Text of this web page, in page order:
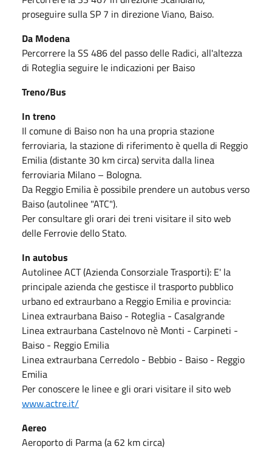
proseguire sulla SP 7 in direzione Viano, Baiso.
Da Modena
Percorrere la SS 486 del passo delle Radici, all'altezza
di Roteglia seguire le indicazioni per Baiso
Treno/Bus
In treno
Il comune di Baiso non ha una propria stazione
ferroviaria, la stazione di riferimento è quella di Reggio
Emilia (distante 30 km circa) servita dalla linea
ferroviaria Milano – Bologna.
Da Reggio Emilia è possibile prendere un autobus verso
Baiso (autolinee "ATC").
Per consultare gli orari dei treni visitare il sito web
delle Ferrovie dello Stato.
In autobus
Autolinee ACT (Azienda Consorziale Trasporti): E' la
principale azienda che gestisce il trasporto pubblico
urbano ed extraurbano a Reggio Emilia e provincia:
Linea extraurbana Baiso - Roteglia - Casalgrande
Linea extraurbana Castelnovo nè Monti - Carpineti -
Baiso - Reggio Emilia
Linea extraurbana Cerredolo - Bebbio - Baiso - Reggio
Emilia
Per conoscere le linee e gli orari visitare il sito web
www.actre.it/
Aereo
Aeroporto di Parma (a 62 km circa)